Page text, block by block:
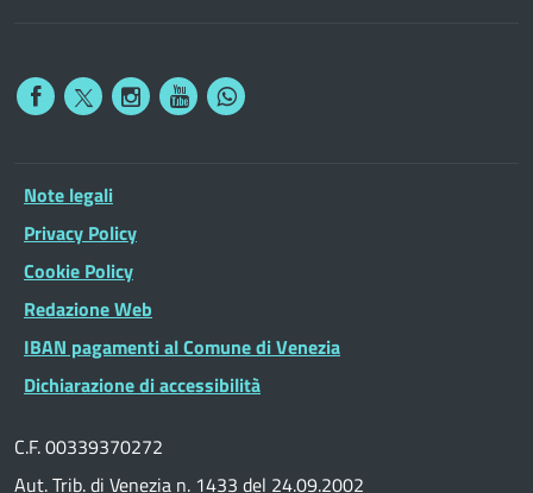
Note legali
Privacy Policy
Cookie Policy
Redazione Web
IBAN pagamenti al Comune di Venezia
Dichiarazione di accessibilità
C.F. 00339370272
Aut. Trib. di Venezia n. 1433 del 24.09.2002